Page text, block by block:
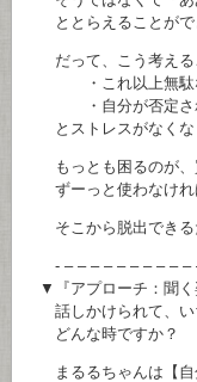
ととらえることがで
だって、こう考える
・これ以上無駄な
・自分が否定され
とストレスがなくな
もっとも困るのが、
ずーっと使わなけれ
そこから脱出できる
- – – – – – – – – – –
▼『アプローチ：聞く
話しかけられて、い
どんな時ですか？
まるるちゃんは【自